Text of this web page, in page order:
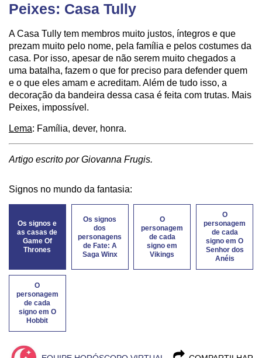
Peixes: Casa Tully
A Casa Tully tem membros muito justos, íntegros e que
prezam muito pelo nome, pela família e pelos costumes da
casa. Por isso, apesar de não serem muito chegados a
uma batalha, fazem o que for preciso para defender quem
e o que eles amam e acreditam. Além de tudo isso, a
decoração da bandeira dessa casa é feita com trutas. Mais
Peixes, impossível.
Lema: Família, dever, honra.
Artigo escrito por Giovanna Frugis.
Signos no mundo da fantasia:
Os signos e
as casas de
Game Of
Thrones
Os signos
dos
personagens
de Fate: A
Saga Winx
O
personagem
de cada
signo em
Vikings
O
personagem
de cada
signo em O
Senhor dos
Anéis
O
personagem
de cada
signo em O
Hobbit